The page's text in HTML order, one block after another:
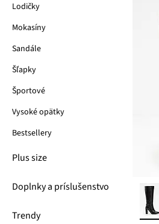
Lodičky
Mokasíny
Sandále
Šľapky
Športové
Vysoké opätky
Bestsellery
Plus size
Doplnky a príslušenstvo
Trendy